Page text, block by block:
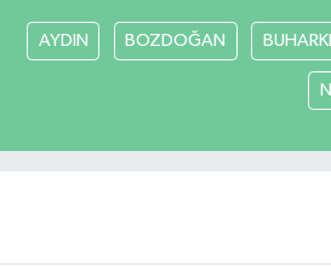
AYDIN BOZDOĞAN